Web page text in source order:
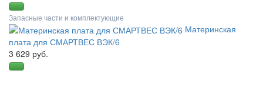
Запасные части и комплектующие
Материнская
плата для СМАРТВЕС ВЭК/6
3 629 руб.